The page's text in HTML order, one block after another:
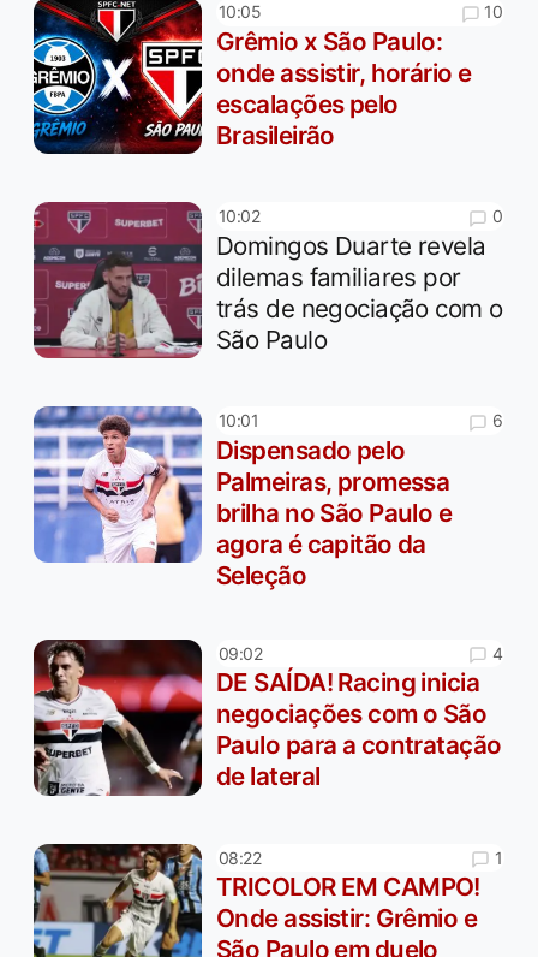
10:05 10
Grêmio x São Paulo:
onde assistir, horário e
escalações pelo
Brasileirão
10:02 0
Domingos Duarte revela
dilemas familiares por
trás de negociação com o
São Paulo
10:01 6
Dispensado pelo
Palmeiras, promessa
brilha no São Paulo e
agora é capitão da
Seleção
09:02 4
DE SAÍDA! Racing inicia
negociações com o São
Paulo para a contratação
de lateral
08:22 1
TRICOLOR EM CAMPO!
Onde assistir: Grêmio e
São Paulo em duelo